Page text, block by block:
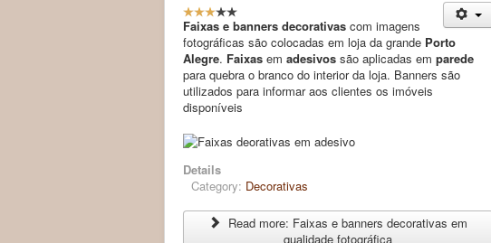
U
s
e
r
R
a
t
n
:
Faixas e banners decorativas com imagens
fotográficas são colocadas em loja da grande Porto
Alegre. Faixas em adesivos são aplicadas em parede
para quebra o branco do interior da loja. Banners são
utilizados para informar aos clientes os imóveis
disponíveis
Details
Category: Decorativas
Read more: Faixas e banners decorativas em
qualidade fotográfica